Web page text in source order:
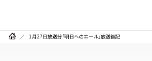
1月27日放送分「明日へのエール」放送後記